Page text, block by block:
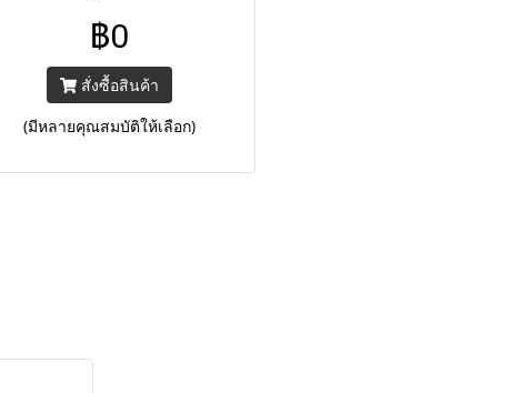
อักษรและลวดลาย สามารถทำ
ลวดลายได้ทั้งวัสดุประเภทโลหะ
ทุกชนิดและอโลหะบางชนิด
฿0
สั่งซื้อสินค้า
(มีหลายคุณสมบัติให้เลือก)